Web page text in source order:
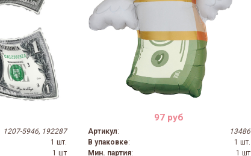
1207-5946, 192287
1 шт.
1 шт
97 руб
Артикул:
13486
В упаковке:
1 шт.
Мин. партия: 1 шт